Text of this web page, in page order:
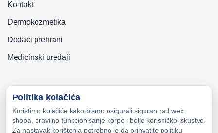
Kontakt
Dermokozmetika
Dodaci prehrani
Medicinski uređaji
Copyright © 2026 Zeni-Lijek Apoteka. Sva prava zadržana
Politika kolačića
Koristimo kolačiće kako bismo osigurali siguran rad web
shopa, pravilno funkcionisanje korpe i bolje korisničko iskustvo.
Za nastavak korištenja potrebno je da prihvatite politiku